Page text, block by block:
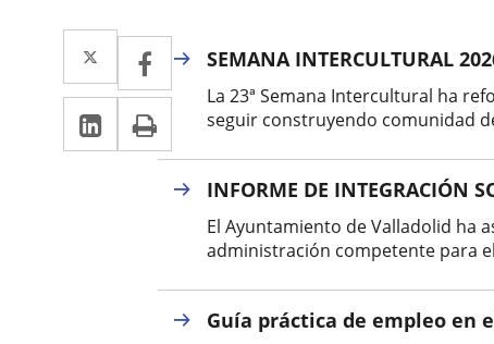
Twitter
Enlace
a
una
aplicación
externa.
Facebook
Enlace
a
una
aplicación
externa.
Linkedin
Enlace
a
aplicación
Print
SEMANA INTERCULTURAL
La 23ª Semana Intercultural ha
seguir construyendo comunidad
INFORME DE INTEGRACIÓN
El Ayuntamiento de Valladolid ha
administración competente para
Guía práctica de empleo en